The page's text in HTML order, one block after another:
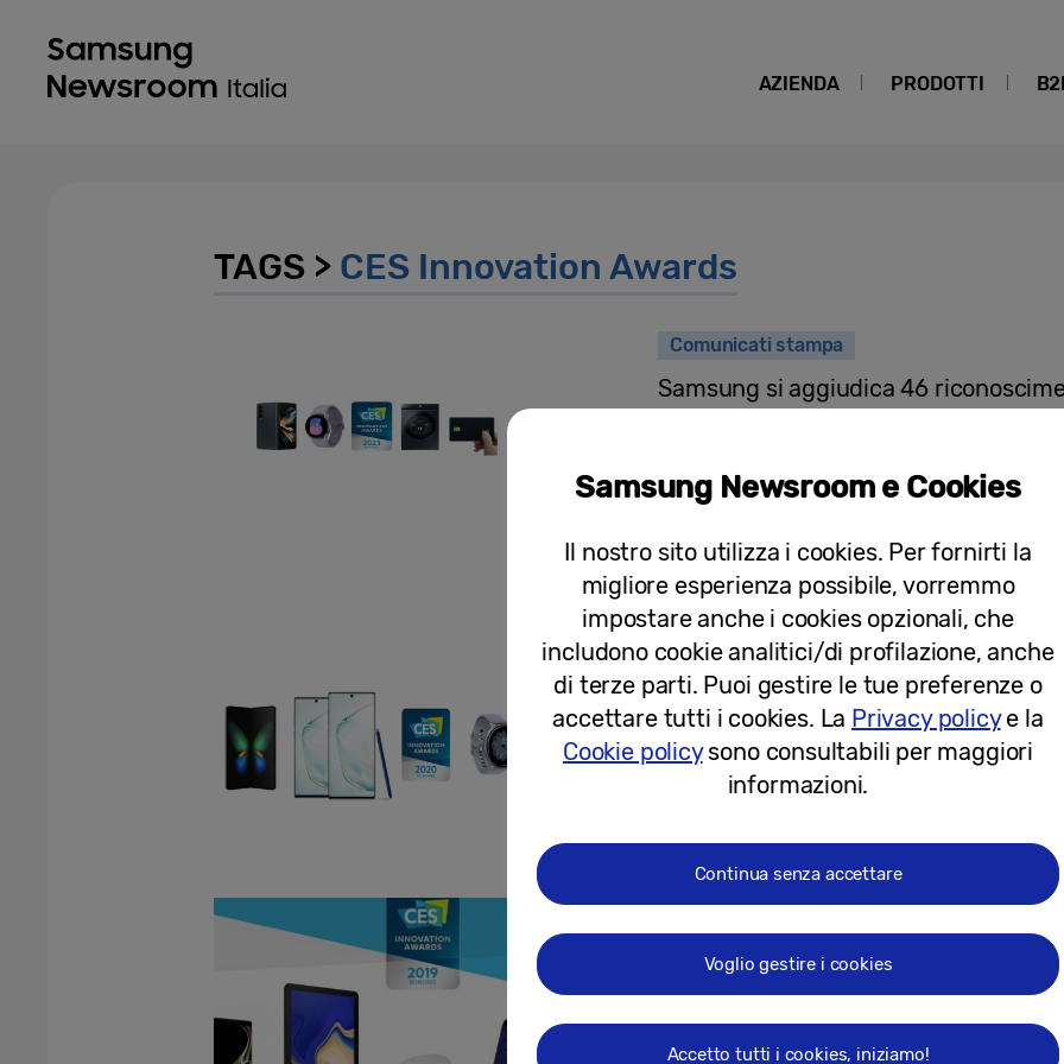
AZIENDA PRODOTTI
TAGS > CES Innovation Awards
Comunicati stampa
Samsung si aggiudica 46
Awards dalla Consumer Technology
17-11-2022
Comunicati stampa
Samsung ottiene 46 riconoscimenti
per l’eccellenza nel design e nella
Comunicati stampa
Samsung ottiene 30 riconoscimenti
per l’eccellenza nel design e nella
Samsung Newsroom e Cookies
Il nostro sito utilizza i cookies. Per fornirti la
migliore esperienza possibile, vorremmo
impostare anche i cookies opzionali, che
includono cookie analitici/di profilazione, anche
di terze parti. Puoi gestire le tue preferenze o
accettare tutti i cookies. La Privacy policye la
Cookie policysono consultabili per maggiori
informazioni.
Continua senza accettare
Voglio gestire i cookies
Accetto tutti i cookies, iniziamo!